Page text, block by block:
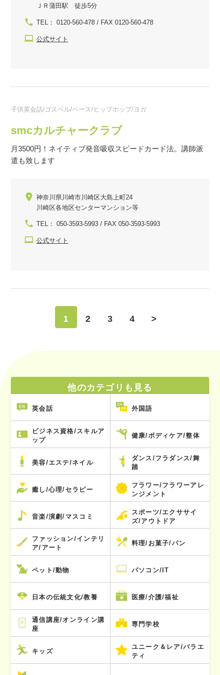
ＪＲ蒲田駅 徒歩5分
TEL： 0120-560-478 / FAX 0120-560-478
公式サイト
子供英会話/ゴスペル/ベース/ヒップホップ/ヨガ
smcカルチャークラブ
月3500円！ネイティブ発音吸収スピードカード法。講師派
遣も致します
神奈川県川崎市川崎区大島上町24
川崎区各地区センターマンション等
TEL： 050-3593-5993 / FAX 050-3593-5993
公式サイト
1 2 3 4 >
他のカテゴリも見る
英会話 外国語
ビジネス資格/スキルア
ップ
健康/ボディケア/整体
美容/エステ/ネイル
ダンス/フラダンス/舞
踏
癒し/心理/セラピー
フラワー/フラワーアレ
ンジメント
音楽/演劇/マスコミ
スポーツ/エクササイ
ズ/アウトドア
ファッション/インテリ
ア/アート
料理/お菓子/パン
ペット/動物 パソコン/IT
日本の伝統文化/教養 医療/介護/福祉
通信講座/オンライン講
座
専門学校
キッズ
ユニーク＆レア/バラエ
ティ